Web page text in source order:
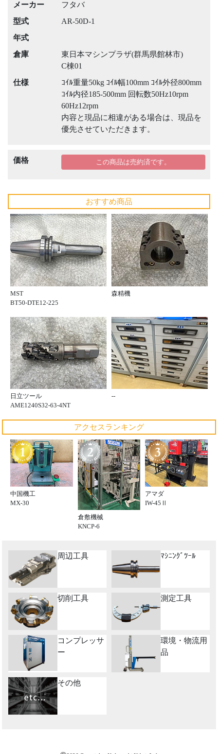
メーカー
フタバ
型式
AR-50D-1
年式
倉庫
東日本マシンプラザ(群馬県館林市)
C棟01
仕様
ｺｲﾙ重量50kg ｺｲﾙ幅100mm ｺｲﾙ外径800mm
ｺｲﾙ内径185-500mm 回転数50Hz10rpm
60Hz12rpm
内容と現品に相違がある場合は、現品を
優先させていただきます。
価格 この商品は売約済です。
おすすめ商品
MST
BT50-DTE12-225
森精機
日立ツール
AME1240S32-63-4NT
--
アクセスランキング
中国機工
MX-30
倉敷機械
KNCP-6
アマダ
IW-45Ⅱ
周辺工具 ﾏｼﾆﾝｸﾞﾂｰﾙ
切削工具 測定工具
コンプレッサ
ー
環境・物流用
品
その他